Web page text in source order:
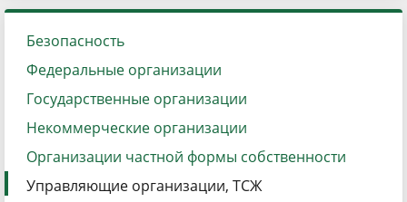
Безопасность
Федеральные организации
Государственные организации
Некоммерческие организации
Организации частной формы собственности
Управляющие организации, ТСЖ